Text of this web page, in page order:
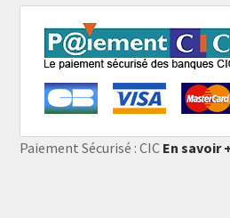
Paiement Sécurisé : CIC En savoir +